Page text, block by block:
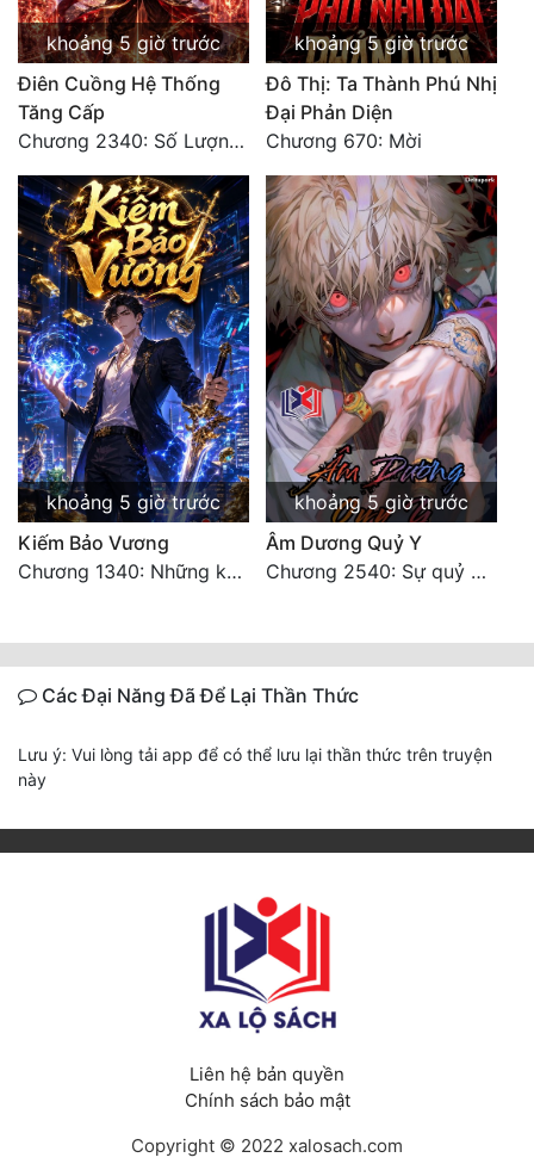
khoảng 5 giờ trước
Điên Cuồng Hệ Thống
Tăng Cấp
Chương 2340: Số Lượng Bất Túc!
khoảng 5 giờ trước
Đô Thị: Ta Thành Phú Nhị
Đại Phản Diện
Chương 670: Mời
khoảng 5 giờ trước
Kiếm Bảo Vương
Chương 1340: Những kẻ cướp có cánh
khoảng 5 giờ trước
Âm Dương Quỷ Y
Chương 2540: Sự quỷ dị của Lý Trường Phong
Các Đại Năng Đã Để Lại Thần Thức
Lưu ý: Vui lòng tải app để có thể lưu lại thần thức trên truyện
này
Liên hệ bản quyền
Chính sách bảo mật
Copyright © 2022 xalosach.com